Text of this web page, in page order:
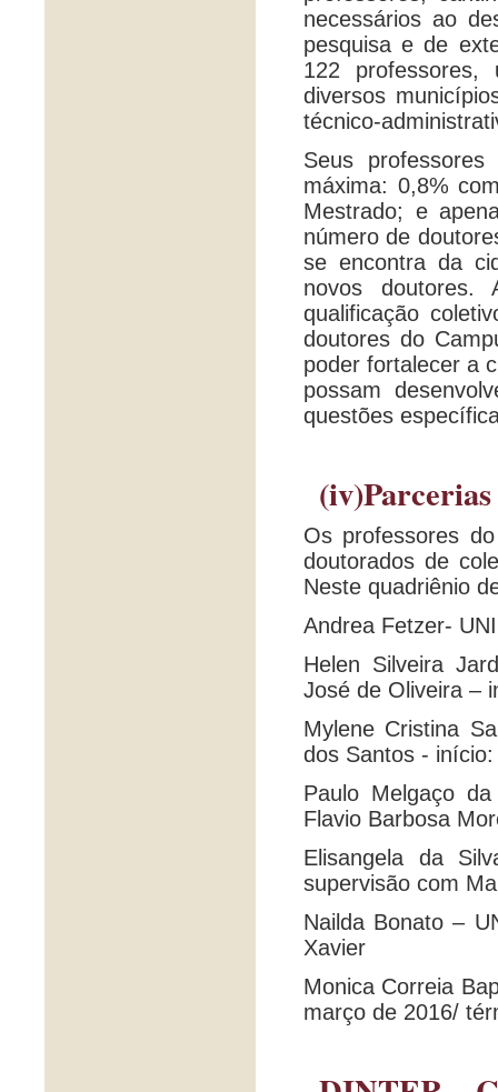
necessários ao
pesquisa e de
122
diversos
técnico-
Seus
máxima: 0,8%
Mestrado; e
número de
se encontra da
novos doutores.
qualificação
doutores do
poder fortalecer a
possam
questões
Os professores
doutorados de
Neste quadriênio
Andrea Fetzer-
Helen Silveira
José de Oliveira –
Mylene Cristina
dos Santos -
Paulo Melgaço
Flavio Barbosa
Elisangela da
supervisão com
Nailda Bonato –
Xavier
Monica Correia
março de 2016/